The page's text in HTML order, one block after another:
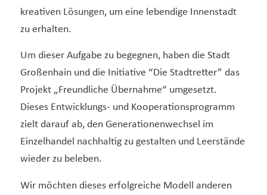
kreativen Lösungen, um eine lebendige Innenstadt
zu erhalten.
Um dieser Aufgabe zu begegnen, haben die Stadt
Großenhain und die Initiative “Die Stadtretter” das
Projekt „Freundliche Übernahme“ umgesetzt.
Dieses Entwicklungs- und Kooperationsprogramm
zielt darauf ab, den Generationenwechsel im
Einzelhandel nachhaltig zu gestalten und Leerstände
wieder zu beleben.
Wir möchten dieses erfolgreiche Modell anderen